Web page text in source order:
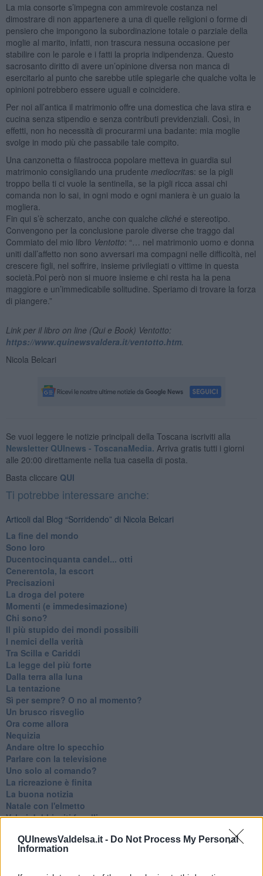
QUInewsValdelsa.it - Do Not Process My Personal
Information
La mia consorte s’impegna con ammirevole costanza nel
dimostrare di non appartenere a una di quelle religioni o forme di
pensiero che impongono la subordinazione totale o parziale della
moglie al marito, infatti, non trascura nessuna occasione per
stabilire con le parole e i fatti la propria indipendenza. Questo
sacrosanto diritto di avere un’opinione diversa non manca di
esercitarlo al punto che sarebbe utile spiegarle che qualche volta le
opinioni potrebbero essere uguali e coincidere.
Per noi all’antica il matrimonio offre una domestica che lava stira e
cucina senza stipendio e senza contributi previdenziali. Così, in
effetti, non ho necessità di procurarmi una badante: mia moglie
svolge in modo più che passabile tale compito.
Una canzonetta o filastrocca popolare metteva in guardia sul
matrimonio consigliando una prudente mediocritas: se la pigli
troppo bella ti ci vuole la sentinella, se la pigli ricca assai chi
comanda non lo sai, in ogni modo e ogni maniera è un guaio la
mogliera.
Fin qui s’è scherzato, anche con qualche cliché e stereotipo.
Convengono per la conclusione parole diverse che traggo dal
Commiato del mio libro Ventotto: “… nel matrimonio uomo e donna
uniti dall’affetto non sono avversari ma compagni nelle difficoltà, nel
crescere figli, nel soffrire, insieme privilegiati o vittime in questa
società.Poi però non si muore insieme e chi resta ha la pena
maggiore e un’immedicabile solitudine. Speriamo di trovare la forza
di piangere.”
Link per il libro on line (Qui e Book) Ventotto:
https://www.quinewsvaldera.it/ventotto.htm.
Nicola Belcari
Se vuoi leggere le notizie principali della Toscana iscriviti alla
Newsletter QUInews - ToscanaMedia. Arriva gratis tutti i giorni
alle 20:00 direttamente nella tua casella di posta.
Basta cliccare QUI
Ti potrebbe interessare anche:
Articoli dal Blog “Sorridendo” di Nicola Belcari
La fine del mondo
Sono loro
Ducentocinquanta candel... otti
Cenerentola, la escort
Precisazioni
La droga del potere
Momenti (e immedesimazione)
Chi sono?
Il più stupido dei mondi possibili
I nemici della verità
Tra Scilla e Cariddi
La legge del più forte
Dalla terra alla luna
La tentazione
​Sì per sempre? O no al momento?
Un brusco risveglio
Ora come allora
Nequizia
Andare oltre lo specchio
Parlare con la televisione
Uno solo al comando?
La ricreazione è finita
La buona notizia
Natale con l'elmetto
Valori dubbi miti fasulli
La tivvù pallonara
Halloween